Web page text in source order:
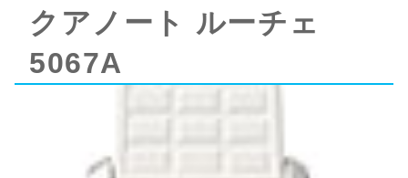
クアノート ルーチェ
5067A